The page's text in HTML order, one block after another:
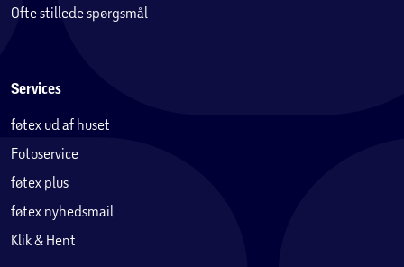
Ofte stillede spørgsmål
Services
føtex ud af huset
Fotoservice
føtex plus
føtex nyhedsmail
Klik & Hent